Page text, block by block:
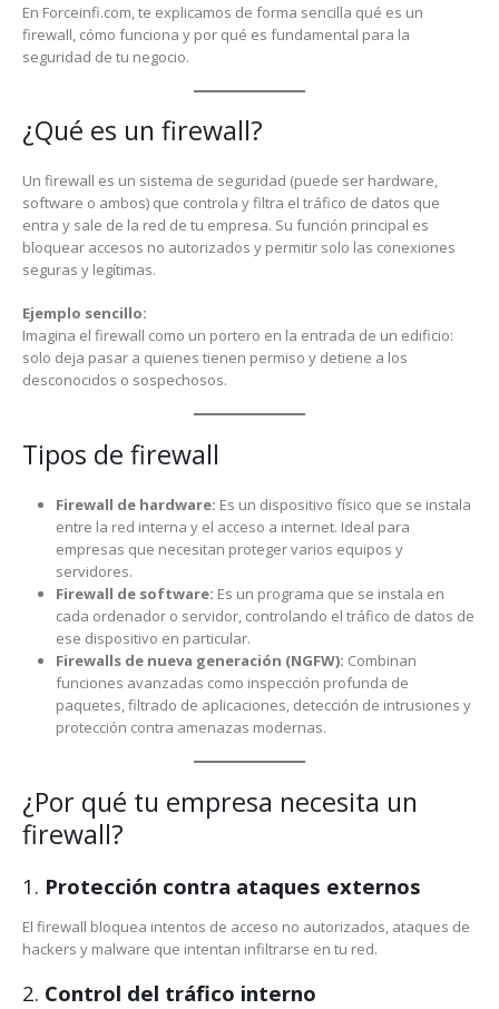
En Forceinfi.com, te explicamos de forma sencilla qué es un
firewall, cómo funciona y por qué es fundamental para la
seguridad de tu negocio.
¿Qué es un firewall?
Un firewall es un sistema de seguridad (puede ser hardware,
software o ambos) que controla y filtra el tráfico de datos que
entra y sale de la red de tu empresa. Su función principal es
bloquear accesos no autorizados y permitir solo las conexiones
seguras y legítimas.
Ejemplo sencillo:
Imagina el firewall como un portero en la entrada de un edificio:
solo deja pasar a quienes tienen permiso y detiene a los
desconocidos o sospechosos.
Tipos de firewall
Firewall de hardware: Es un dispositivo físico que se instala
entre la red interna y el acceso a internet. Ideal para
empresas que necesitan proteger varios equipos y
servidores.
Firewall de software: Es un programa que se instala en
cada ordenador o servidor, controlando el tráfico de datos de
ese dispositivo en particular.
Firewalls de nueva generación (NGFW): Combinan
funciones avanzadas como inspección profunda de
paquetes, filtrado de aplicaciones, detección de intrusiones y
protección contra amenazas modernas.
¿Por qué tu empresa necesita un
firewall?
1. Protección contra ataques externos
El firewall bloquea intentos de acceso no autorizados, ataques de
hackers y malware que intentan infiltrarse en tu red.
2. Control del tráfico interno